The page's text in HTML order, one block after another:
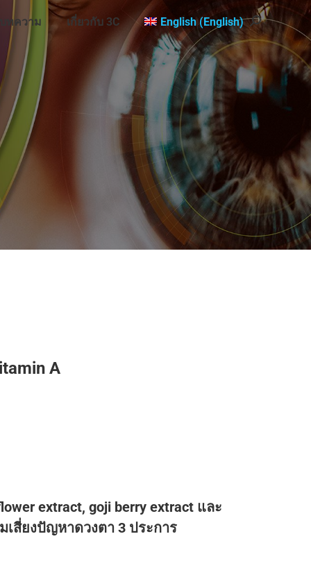
บทความ เกี่ยวกับ 3C English(English)
A
extract, goji berry extract และ
เสี่ยงปัญหาดวงตา 3 ประการ